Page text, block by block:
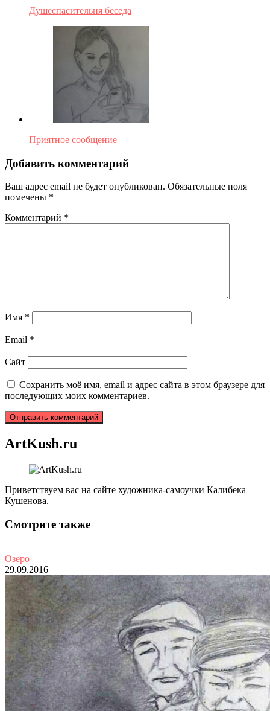
Душеспасительня беседа
Приятное сообщение
Добавить комментарий
Ваш адрес email не будет опубликован. Обязательные поля
помечены *
Комментарий *
Имя *
Email *
Сайт
Сохранить моё имя, email и адрес сайта в этом браузере для
последующих моих комментариев.
ArtKush.ru
Приветствуем вас на сайте художника-самоучки Калибека
Кушенова.
Смотрите также
Озеро
29.09.2016